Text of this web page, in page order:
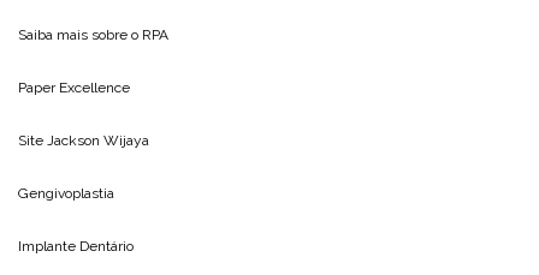
Saiba mais sobre o RPA
Paper Excellence
Site Jackson Wijaya
Gengivoplastia
Implante Dentário